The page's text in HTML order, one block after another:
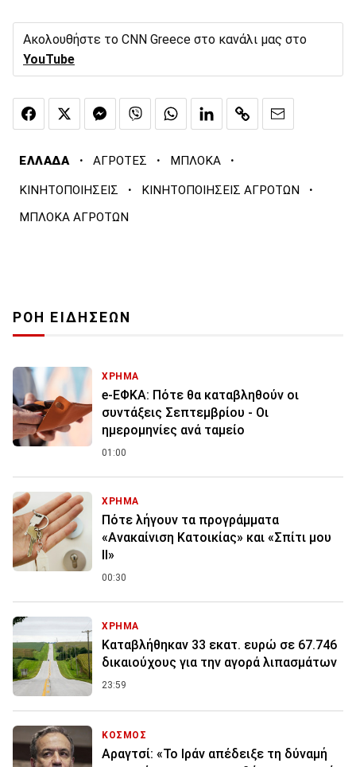
Ακολουθήστε το CNN Greece στο κανάλι μας στο
YouTube
ΕΛΛΑΔΑ · ΑΓΡΟΤΕΣ · ΜΠΛΟΚΑ ·
ΚΙΝΗΤΟΠΟΙΗΣΕΙΣ · ΚΙΝΗΤΟΠΟΙΗΣΕΙΣ ΑΓΡΟΤΩΝ ·
ΜΠΛΟΚΑ ΑΓΡΟΤΩΝ
ΡΟΗ ΕΙΔΗΣΕΩΝ
ΧΡΗΜΑ
e-ΕΦΚΑ: Πότε θα καταβληθούν οι
συντάξεις Σεπτεμβρίου - Οι
ημερομηνίες ανά ταμείο
01:00
ΧΡΗΜΑ
Πότε λήγουν τα προγράμματα
«Ανακαίνιση Κατοικίας» και «Σπίτι μου
ΙΙ»
00:30
ΧΡΗΜΑ
Καταβλήθηκαν 33 εκατ. ευρώ σε 67.746
δικαιούχους για την αγορά λιπασμάτων
23:59
ΚΟΣΜΟΣ
Αραγτσί: «Το Ιράν απέδειξε τη δύναμή